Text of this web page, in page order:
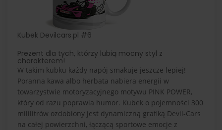
Kubek Devilcars.pl #6
Prezent dla tych, którzy lubią mocny styl z
charakterem!
W takim kubku każdy napój smakuje jeszcze lepiej!
Poranna kawa albo herbata nabiera energii w
towarzystwie motoryzacyjnego motywu PINK POWER,
który od razu poprawia humor. Kubek o pojemności 300
mililitrów ozdobiony jest dynamiczną grafiką Devil-Cars
na całej powierzchni, łączącą sportowe emocje z